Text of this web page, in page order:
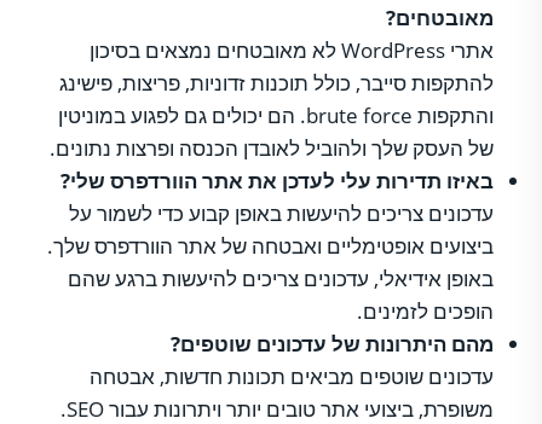
מאובטחים?
אתרי WordPress לא מאובטחים נמצאים בסיכון
להתקפות סייבר, כולל תוכנות זדוניות, פריצות, פישינג
והתקפות brute force. הם יכולים גם לפגוע במוניטין
של העסק שלך ולהוביל לאובדן הכנסה ופרצות נתונים.
באיזו תדירות עלי לעדכן את אתר הוורדפרס שלי?
עדכונים צריכים להיעשות באופן קבוע כדי לשמור על
ביצועים אופטימליים ואבטחה של אתר הוורדפרס שלך.
באופן אידיאלי, עדכונים צריכים להיעשות ברגע שהם
הופכים לזמינים.
מהם היתרונות של עדכונים שוטפים?
עדכונים שוטפים מביאים תכונות חדשות, אבטחה
משופרת, ביצועי אתר טובים יותר ויתרונות עבור SEO.